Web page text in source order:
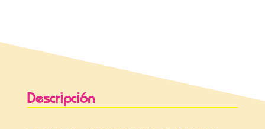
Descripción